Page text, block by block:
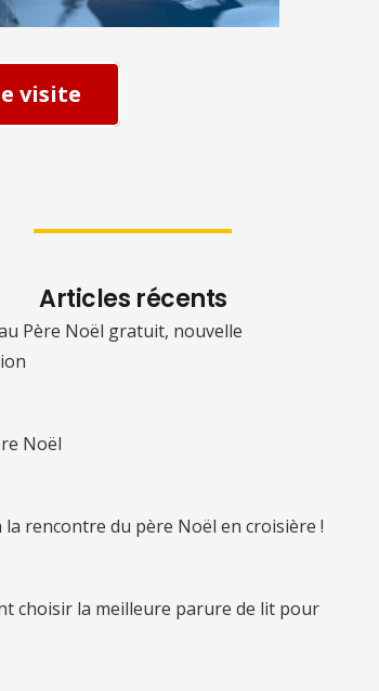
visite
Articles récents
Père Noël gratuit, nouvelle
Noël
la rencontre du père Noël en croisière !
choisir la meilleure parure de lit pour